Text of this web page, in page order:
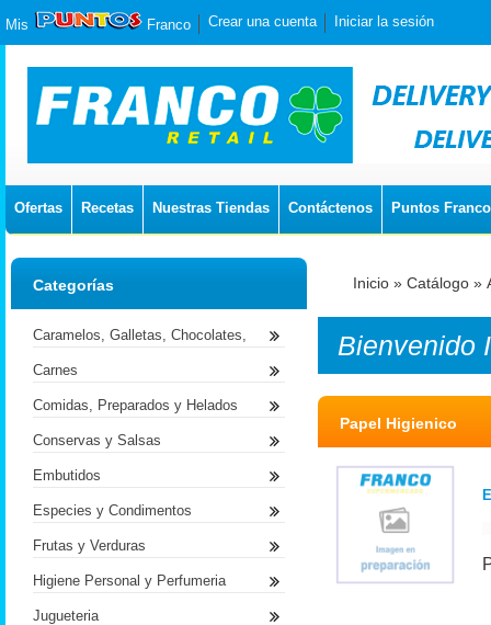
Mis Franco Crear una cuenta Iniciar la sesión
Ofertas Recetas Nuestras Tiendas Contáctenos Puntos Franco
Inicio » Catálogo »
Bienvenido
Papel Higienico
Categorías
Caramelos, Galletas, Chocolates,
Carnes
Comidas, Preparados y Helados
Conservas y Salsas
Embutidos
Especies y Condimentos
Frutas y Verduras
Higiene Personal y Perfumeria
Jugueteria